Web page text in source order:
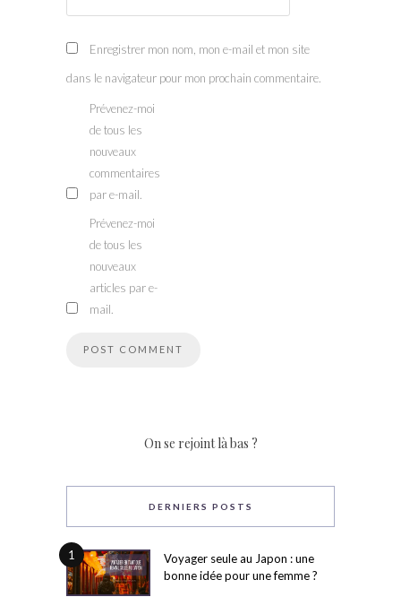
Enregistrer mon nom, mon e-mail et mon site
dans le navigateur pour mon prochain commentaire.
Prévenez-moi
de tous les
nouveaux
commentaires
par e-mail.
Prévenez-moi
de tous les
nouveaux
articles par e-
mail.
On se rejoint là bas ?
DERNIERS POSTS
1
Voyager seule au Japon : une
bonne idée pour une femme ?